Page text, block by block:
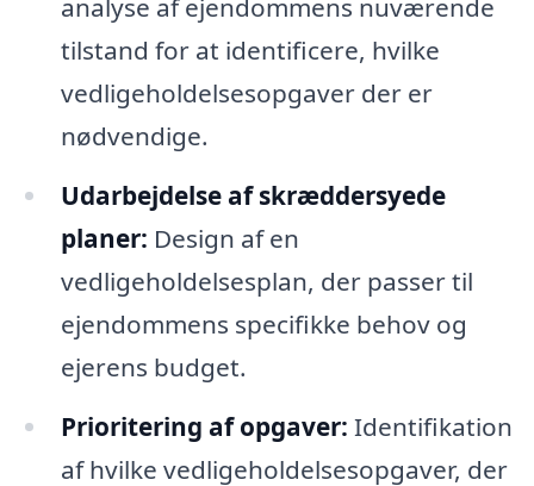
analyse af ejendommens nuværende
tilstand for at identificere, hvilke
vedligeholdelsesopgaver der er
nødvendige.
Udarbejdelse af skræddersyede
planer: Design af en
vedligeholdelsesplan, der passer til
ejendommens specifikke behov og
ejerens budget.
Prioritering af opgaver: Identifikation
af hvilke vedligeholdelsesopgaver, der